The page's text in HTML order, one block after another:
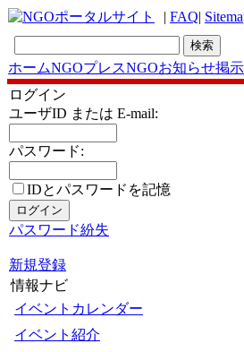
| FAQ|
ホームNGOプレスNGOお知らせ掲
ログイン
ユーザID または E-mail:
パスワード:
IDとパスワードを記憶
パスワード紛失
新規登録
情報ナビ
イベントカレンダー
イベント紹介